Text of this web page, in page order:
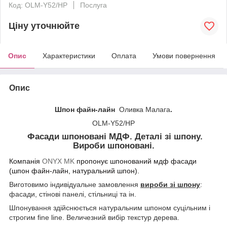
Код: OLM-Y52/HP Послуга
Ціну уточнюйте
Опис Характеристики Оплата Умови повернення
Опис
Шпон файн-лайн Оливка Малага.
OLM-Y52/HP
Фасади шпоновані МДФ. Деталі зі шпону.
Вироби шпоновані.
Компанія ONYX MK пропонує шпонований мдф фасади
(шпон файн-лайн, натуральний шпон).
Виготовимо індивідуальне замовлення вироби зі шпону:
фасади, стінові панелі, стільниці та ін.
Шпонування здійснюється натуральним шпоном суцільним і
строгим fine line. Величезний вибір текстур дерева.